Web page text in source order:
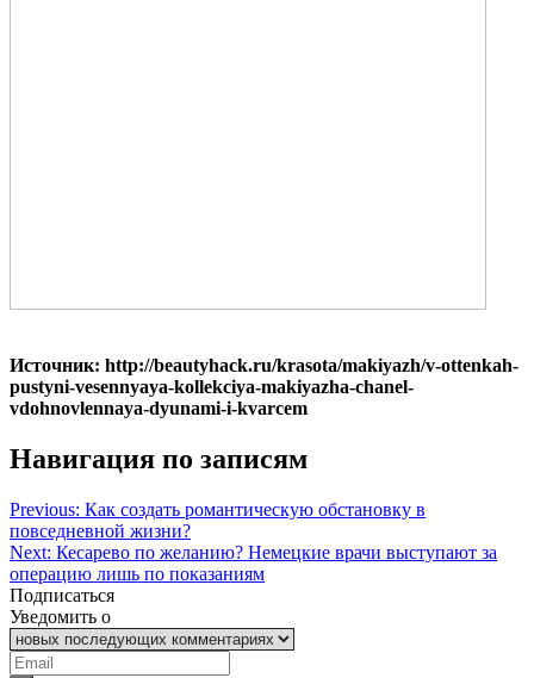
Источник: http://beautyhack.ru/krasota/makiyazh/v-ottenkah-
pustyni-vesennyaya-kollekciya-makiyazha-chanel-
vdohnovlennaya-dyunami-i-kvarcem
Навигация по записям
Previous: Как создать романтическую обстановку в
повседневной жизни?
Next: Кесарево по желанию? Немецкие врачи выступают за
операцию лишь по показаниям
Подписаться
Уведомить о